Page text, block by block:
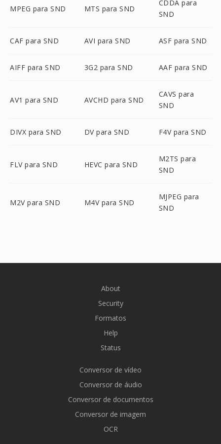
MPEG para SND MTS para SND
CDDA para
SND
CAF para SND AVI para SND ASF para SND
AIFF para SND 3G2 para SND AAF para SND
AV1 para SND AVCHD para SND
CAVS para
SND
DIVX para SND DV para SND F4V para SND
FLV para SND HEVC para SND
M2TS para
SND
M2V para SND M4V para SND
MJPEG para
SND
About
Security
Formatos
Help
Status
Conversor de vídeo
Conversor de áudio
Conversor de documentos
Conversor de imagem
OCR